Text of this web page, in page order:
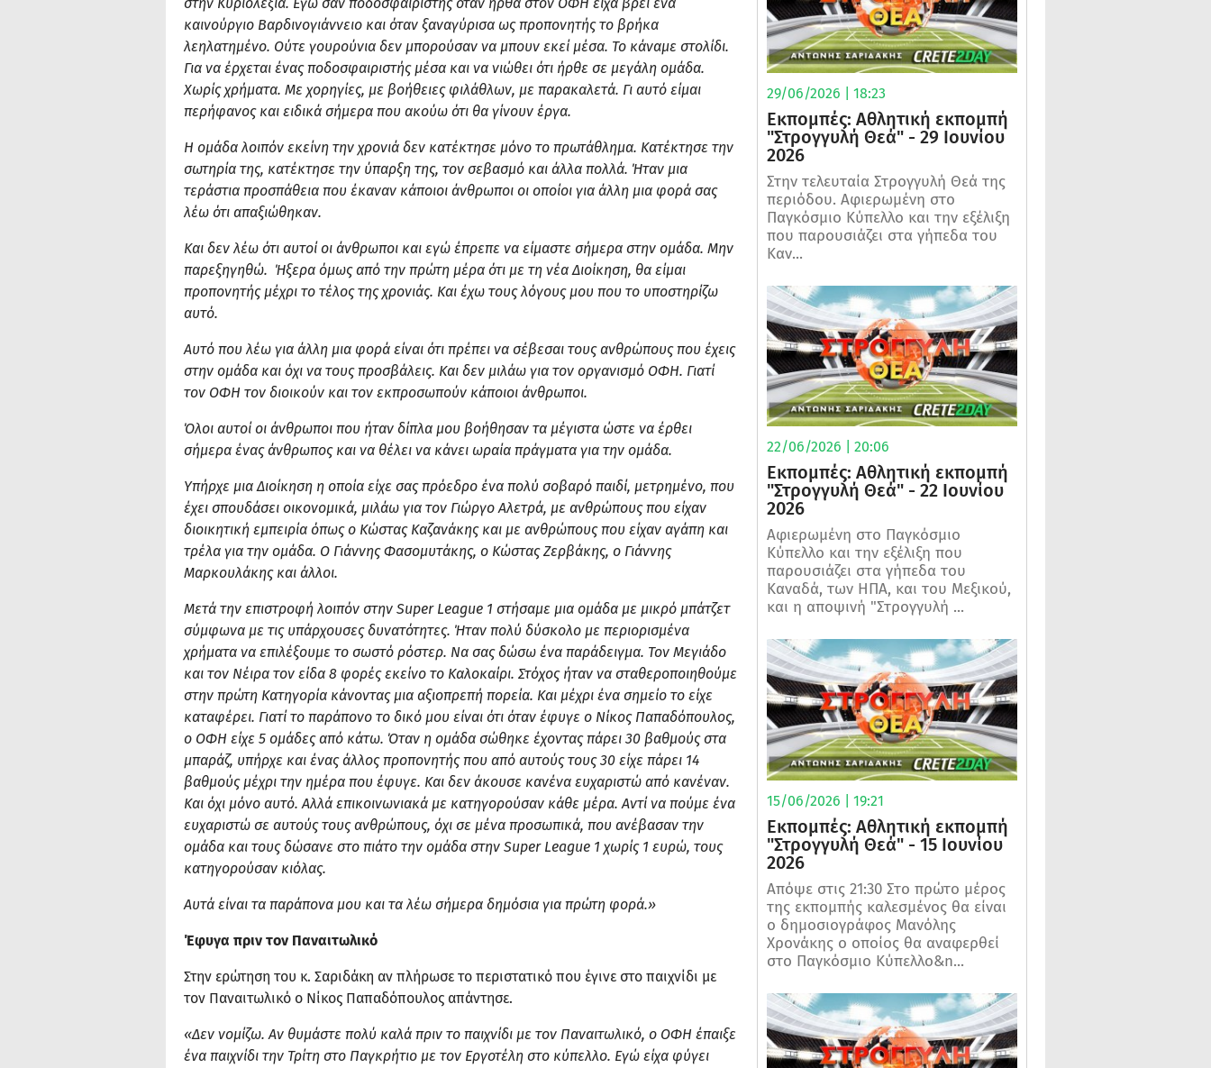
καινούργιο Βαρδινογιάννειο και όταν ξαναγύρισα ως προπονητής το βρήκα
λεηλατημένο. Ούτε γουρούνια δεν μπορούσαν να μπουν εκεί μέσα. Το κάναμε στολίδι.
Για να έρχεται ένας ποδοσφαιριστής μέσα και να νιώθει ότι ήρθε σε μεγάλη ομάδα.
Χωρίς χρήματα. Με χορηγίες, με βοήθειες φιλάθλων, με παρακαλετά. Γι αυτό είμαι
περήφανος και ειδικά σήμερα που ακούω ότι θα γίνουν έργα.
Η ομάδα λοιπόν εκείνη την χρονιά δεν κατέκτησε μόνο το πρωτάθλημα. Κατέκτησε την
σωτηρία της, κατέκτησε την ύπαρξη της, τον σεβασμό και άλλα πολλά. Ήταν μια
τεράστια προσπάθεια που έκαναν κάποιοι άνθρωποι οι οποίοι για άλλη μια φορά σας
λέω ότι απαξιώθηκαν.
Και δεν λέω ότι αυτοί οι άνθρωποι και εγώ έπρεπε να είμαστε σήμερα στην ομάδα. Μην
παρεξηγηθώ. Ήξερα όμως από την πρώτη μέρα ότι με τη νέα Διοίκηση, θα είμαι
προπονητής μέχρι το τέλος της χρονιάς. Και έχω τους λόγους μου που το υποστηρίζω
αυτό.
Αυτό που λέω για άλλη μια φορά είναι ότι πρέπει να σέβεσαι τους ανθρώπους που έχεις
στην ομάδα και όχι να τους προσβάλεις. Και δεν μιλάω για τον οργανισμό ΟΦΗ. Γιατί
τον ΟΦΗ τον διοικούν και τον εκπροσωπούν κάποιοι άνθρωποι.
Όλοι αυτοί οι άνθρωποι που ήταν δίπλα μου βοήθησαν τα μέγιστα ώστε να έρθει
σήμερα ένας άνθρωπος και να θέλει να κάνει ωραία πράγματα για την ομάδα.
Υπήρχε μια Διοίκηση η οποία είχε σας πρόεδρο ένα πολύ σοβαρό παιδί, μετρημένο, που
έχει σπουδάσει οικονομικά, μιλάω για τον Γιώργο Αλετρά, με ανθρώπους που είχαν
διοικητική εμπειρία όπως ο Κώστας Καζανάκης και με ανθρώπους που είχαν αγάπη και
τρέλα για την ομάδα. Ο Γιάννης Φασομυτάκης, ο Κώστας Ζερβάκης, ο Γιάννης
Μαρκουλάκης και άλλοι.
Μετά την επιστροφή λοιπόν στην Super League 1 στήσαμε μια ομάδα με μικρό μπάτζετ
σύμφωνα με τις υπάρχουσες δυνατότητες. Ήταν πολύ δύσκολο με περιορισμένα
χρήματα να επιλέξουμε το σωστό ρόστερ. Να σας δώσω ένα παράδειγμα. Τον Μεγιάδο
και τον Νέιρα τον είδα 8 φορές εκείνο το Καλοκαίρι. Στόχος ήταν να σταθεροποιηθούμε
στην πρώτη Κατηγορία κάνοντας μια αξιοπρεπή πορεία. Και μέχρι ένα σημείο το είχε
καταφέρει. Γιατί το παράπονο το δικό μου είναι ότι όταν έφυγε ο Νίκος Παπαδόπουλος,
ο ΟΦΗ είχε 5 ομάδες από κάτω. Όταν η ομάδα σώθηκε έχοντας πάρει 30 βαθμούς στα
μπαράζ, υπήρχε και ένας άλλος προπονητής που από αυτούς τους 30 είχε πάρει 14
βαθμούς μέχρι την ημέρα που έφυγε. Και δεν άκουσε κανένα ευχαριστώ από κανέναν.
Και όχι μόνο αυτό. Αλλά επικοινωνιακά με κατηγορούσαν κάθε μέρα. Αντί να πούμε ένα
ευχαριστώ σε αυτούς τους ανθρώπους, όχι σε μένα προσωπικά, που ανέβασαν την
ομάδα και τους δώσανε στο πιάτο την ομάδα στην Super League 1 χωρίς 1 ευρώ, τους
κατηγορούσαν κιόλας.
Αυτά είναι τα παράπονα μου και τα λέω σήμερα δημόσια για πρώτη φορά.»
Έφυγα πριν τον Παναιτωλικό
Στην ερώτηση του κ. Σαριδάκη αν πλήρωσε το περιστατικό που έγινε στο παιχνίδι με
τον Παναιτωλικό ο Νίκος Παπαδόπουλος απάντησε.
«Δεν νομίζω. Αν θυμάστε πολύ καλά πριν το παιχνίδι με τον Παναιτωλικό, ο ΟΦΗ έπαιξε
ένα παιχνίδι την Τρίτη στο Παγκρήτιο με τον Εργοτέλη στο κύπελλο. Εγώ είχα φύγει
29/06/2026 | 18:23
Εκπομπές: Αθλητική εκπομπή
"Στρογγυλή Θεά" - 29 Ιουνίου
2026
Στην τελευταία Στρογγυλή Θεά της
περιόδου. Αφιερωμένη στο
Παγκόσμιο Κύπελλο και την εξέλιξη
που παρουσιάζει στα γήπεδα του
Καν...
22/06/2026 | 20:06
Εκπομπές: Αθλητική εκπομπή
"Στρογγυλή Θεά" - 22 Ιουνίου
2026
Αφιερωμένη στο Παγκόσμιο
Κύπελλο και την εξέλιξη που
παρουσιάζει στα γήπεδα του
Καναδά, των ΗΠΑ, και του Μεξικού,
και η αποψινή "Στρογγυλή ...
15/06/2026 | 19:21
Εκπομπές: Αθλητική εκπομπή
"Στρογγυλή Θεά" - 15 Ιουνίου
2026
Απόψε στις 21:30 Στο πρώτο μέρος
της εκπομπής καλεσμένος θα είναι
ο δημοσιογράφος Μανόλης
Χρονάκης ο οποίος θα αναφερθεί
στο Παγκόσμιο Κύπελλο&n...